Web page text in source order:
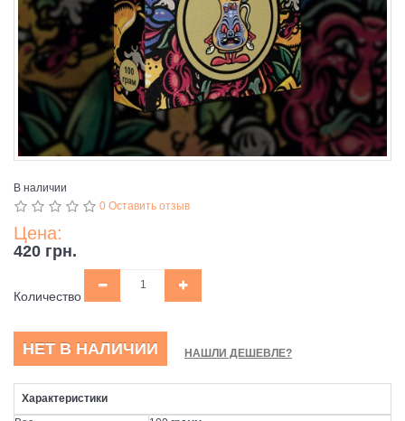
В наличии
0 Оставить отзыв
Цена:
420 грн.
Количество
НЕТ В НАЛИЧИИ НАШЛИ ДЕШЕВЛЕ?
Характеристики